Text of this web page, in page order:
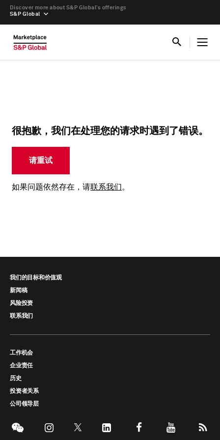
S&P Global
Discover more about S&P Global’s offerings
很抱歉，我们在处理您的请求时遇到了错误。
请重试
如果问题依然存在，请联系我们。
我们的目标和价值观
新闻稿
风险投资
联系我们
工作机会
企业责任
历史
投资者关系
公司领导层